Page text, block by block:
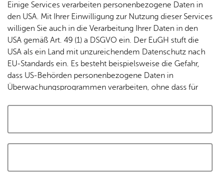
Cookies akzeptieren und Karte laden
Einige Services verarbeiten personenbezogene Daten in
den USA. Mit Ihrer Einwilligung zur Nutzung dieser Services
willigen Sie auch in die Verarbeitung Ihrer Daten in den
USA gemäß Art. 49 (1) a DSGVO ein. Der EuGH stuft die
USA als ein Land mit unzureichendem Datenschutz nach
EU-Standards ein. Es besteht beispielsweise die Gefahr,
dass US-Behörden personenbezogene Daten in
Überwachungsprogrammen verarbeiten, ohne dass für